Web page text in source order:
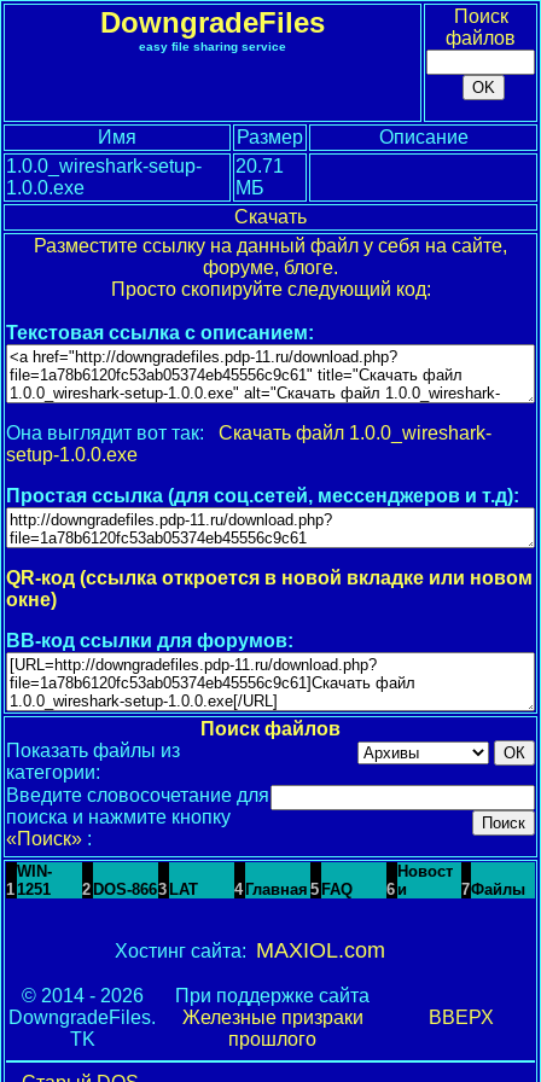
DowngradeFiles
easy file sharing service
Поиск
файлов
Имя Размер
Описание
1.0.0_wireshark-setup-
1.0.0.exe
20.71
МБ
Скачать
Разместите ссылку на данный файл у себя на сайте,
форуме, блоге.
Просто скопируйте следующий код:
Текстовая ссылка с описанием:
Она выглядит вот так: Скачать файл 1.0.0_wireshark-
setup-1.0.0.exe
Простая ссылка (для соц.сетей, мессенджеров и т.д):
QR-код (ссылка откроется в новой вкладке или новом
окне)
BB-код ссылки для форумов:
Поиск файлов
Показать файлы из
категории:
Введите словосочетание для
поиска и нажмите кнопку
«Поиск» :
1
WIN-
1251
2 DOS-8663 LAT 4 Главная 5 FAQ 6
Новост
и
7Файлы
Хостинг сайта: MAXIOL.com
© 2014 - 2026
DowngradeFiles.
TK
При поддержке сайта
Железные призраки
прошлого
ВВЕРХ